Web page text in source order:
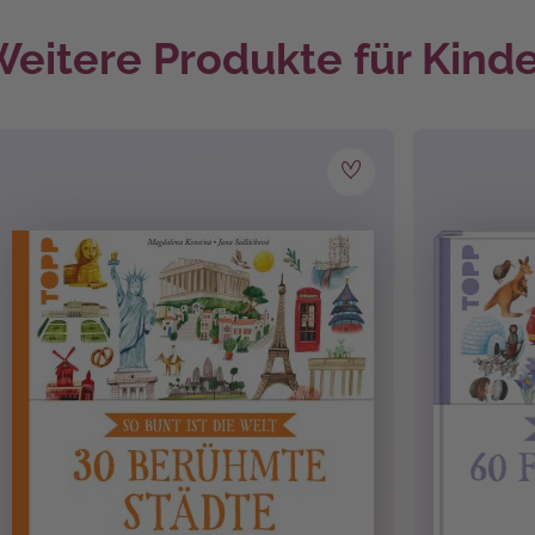
Produkte für